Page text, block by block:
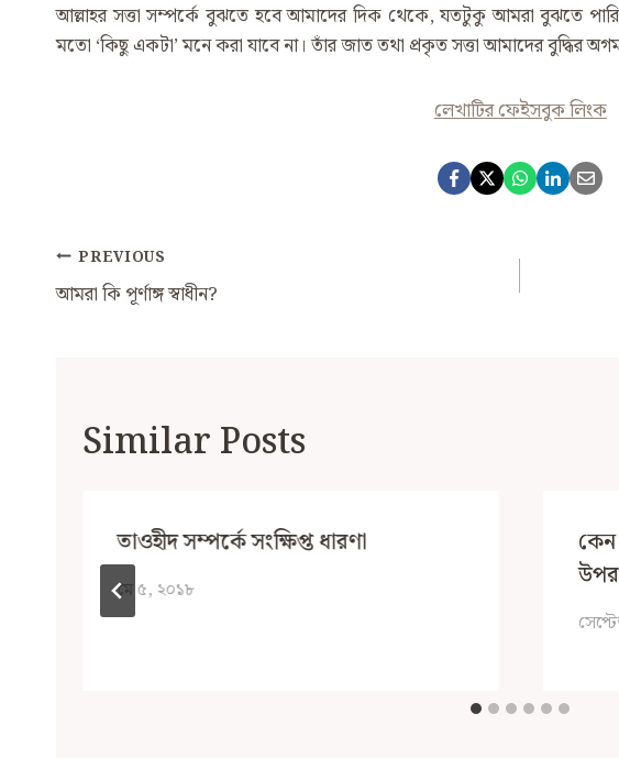
আল্লাহর সত্তা সম্পর্কে বুঝতে হবে আমাদের দিক থেকে, যতটুকু আমরা বুঝতে
মতো ‌‘কিছু একটা’ মনে করা যাবে না। তাঁর জাত তথা প্রকৃত সত্তা আমাদের বুদ্ধির
লেখাটির ফেইসবুক লিংক
Post
Navigation
PREVIOUS
আমরা কি পূর্ণাঙ্গ স্বাধীন?
Similar Posts
তাওহীদ সম্পর্কে সংক্ষিপ্ত ধারণা
মে ৫, ২০১৮
কেন
উপর